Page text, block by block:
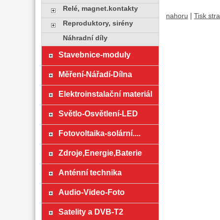
nahoru Tisk
Relé, magnet.kontakty
Reproduktory, sirény
Náhradní díly
Stavebnice-moduly
Měření-Nářadí-Dílna
Elektroinstalační materiál
Světlo-Osvětlení-LED
Fotovoltaika-solární....
Zdroje,Energie,Baterie
Anténní technika
Audio-Video-Foto
Satelity a DVB-T2